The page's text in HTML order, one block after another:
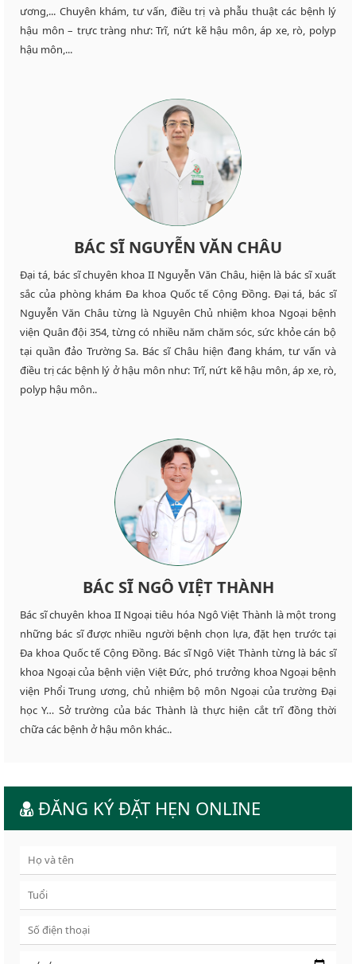
ương,... Chuyên khám, tư vấn, điều trị và phẫu thuật các bệnh lý
hậu môn – trực tràng như: Trĩ, nứt kẽ hậu môn, áp xe, rò, polyp
hậu môn,...
BÁC SĨ NGUYỄN VĂN CHÂU
Đại tá, bác sĩ chuyên khoa II Nguyễn Văn Châu, hiện là bác sĩ xuất
sắc của phòng khám Đa khoa Quốc tế Cộng Đồng. Đại tá, bác sĩ
Nguyễn Văn Châu từng là Nguyên Chủ nhiệm khoa Ngoại bệnh
viện Quân đội 354, từng có nhiều năm chăm sóc, sức khỏe cán bộ
tại quần đảo Trường Sa. Bác sĩ Châu hiện đang khám, tư vấn và
điều trị các bệnh lý ở hậu môn như: Trĩ, nứt kẽ hậu môn, áp xe, rò,
polyp hậu môn..
BÁC SĨ NGÔ VIỆT THÀNH
Bác sĩ chuyên khoa II Ngoại tiêu hóa Ngô Việt Thành là một trong
những bác sĩ được nhiều người bệnh chọn lựa, đặt hẹn trước tại
Đa khoa Quốc tế Cộng Đồng. Bác sĩ Ngô Việt Thành từng là bác sĩ
khoa Ngoại của bệnh viện Việt Đức, phó trưởng khoa Ngoại bệnh
viện Phổi Trung ương, chủ nhiệm bộ môn Ngoại của trường Đại
học Y… Sở trường của bác Thành là thực hiện cắt trĩ đồng thời
chữa các bệnh ở hậu môn khác..
ĐĂNG KÝ ĐẶT HẸN ONLINE